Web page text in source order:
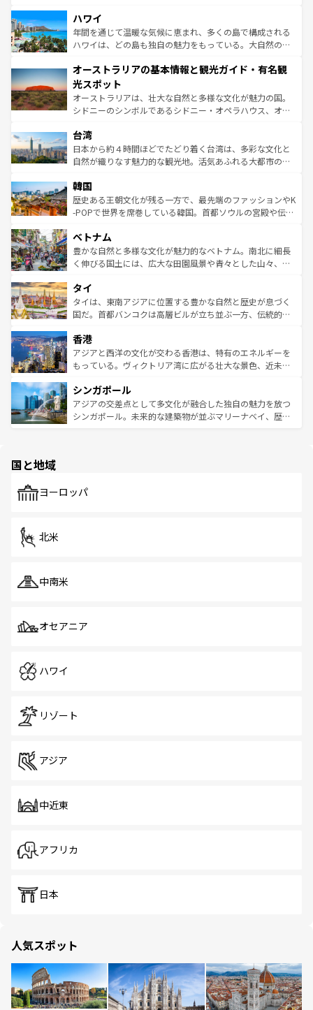
着のスイス情報は
のような巨大都市は、観光、ショッピング、エンターテイ
ンメントが詰まった刺激的なスポットだ。一方、アメリカ
西部には大自然が広がり、グランドキャニオンやイエロー
部のニューオーリンズでは、音楽と美食が融合した独特の
文化が魅力。旅行者はアメリカの各地域で異なる魅力を楽
しみながら、その多様性と豊かな歴史を感じることができ
るだろう。車でのロードトリップや列車の旅も、アメリカ
情報は
ハワイ
年間を通じて温暖な気候に恵まれ、多くの島で構成される
ハワイは、どの島も独自の魅力をもっている。大自然の神
ワイ島は見逃せない。また、定番の観光地といえばオアフ
島だが、静かな自然を求めるならマウイ島やカウアイ島が
おすすめ。エメラルドグリーンに輝く海をはじめ、豊かな
文化や歴史が息づいている。「アロハスピリット」と呼ば
人々、おいしいローカルフードやハワイアンミュージッ
ク、伝統的なフラダンスなど、すべてがハワイの魅力を彩
っている。訪れるたびに新しい発見と感動が待っているハ
はコンテンツ一覧
オーストラリアの基本情報と観光ガイド・有名観
光スポット
オーストラリアは、壮大な自然と多様な文化が魅力の国。
シドニーのシンボルであるシドニー・オペラハウス、オー
リアリーフや大陸中央部にそびえるウルル（エアーズロッ
ク）、タスマニアの美しい原生林やケアンズの熱帯雨林な
ど、見どころがたくさん。また、カフェやワイン、オージ
いる。アクティビティも充実しており、サーフィンやダイ
ビング、ハイキングなど、アウトドア好きにはたまらな
い。オーストラリアの多彩な魅力を存分に味わいつくそ
参照してほしい。
台湾
日本から約４時間ほどでたどり着く台湾は、多彩な文化と
自然が織りなす魅力的な観光地。活気あふれる大都市の台
ン）、静ひつな山岳地帯である台湾東部など、都市の喧騒
と山間の静けさが共存しており、訪れる人に新しい発見と
驚きをもたらしてくれる。また、奥深い台湾の食文化も魅
容にもいいと評判のスイーツなど、バラエティ豊かな料理
が味わえる。 なお、新着の台湾情報は コンテンツ一覧を参
照してほしい。
韓国
歴史ある王朝文化が残る一方で、最先端のファッションやK
-POPで世界を席巻している韓国。首都ソウルの宮殿や伝統
き、地方に足を延ばせば四季折々の自然美を楽しむことが
できる。そして、キムチや焼肉、絶品のストリートフード
まで、さまざまな韓国料理が待っている。夜には、韓国な
リティに包まれながら、韓国の多彩な魅力を心ゆくまで味
わってみてほしい。 なお、新着の韓国情報はコンテンツ一
覧を参照してほしい。
ベトナム
豊かな自然と多様な文化が魅力的なベトナム。南北に細長
く伸びる国土には、広大な田園風景や青々とした山々、世
急速な発展と共に伝統が息づく。ハノイの古い町並みやホ
ーチミン市のフランス統治時代の建物も、独特の雰囲気を
醸し出している。また、バラエティの豊かさとおいしさで
とつ。フォーやバインミー、ベトナムコーヒーなどは、ぜ
ひ現地で味わいたい。どの地域を訪れてもあたたかい人々
が旅行者を迎えてくれるので、きっと忘れられない旅にな
参照してほしい。
タイ
タイは、東南アジアに位置する豊かな自然と歴史が息づく
国だ。首都バンコクは高層ビルが立ち並ぶ一方、伝統的な
の活気が交差している。北部ではチェンマイなどの山岳地
帯で自然と触れ合い、南部ではプーケットやクラビの美し
いビーチでリゾート気分を楽しむことができる。タイ料理
激する。気候は一年中温暖で、どの季節にも異なる楽しみ
が待っている。親しみやすいタイの人々、仏教を中心とし
た文化、そして多様な観光資源が、訪れる旅人を魅了し続
香港
アジアと西洋の文化が交わる香港は、特有のエネルギーを
もっている。ヴィクトリア湾に広がる壮大な景色、近未来
み、どこを訪れても感動するはず。観光スポットが密集し
ており、効率よく見どころを回れるのも魅力。息をのむよ
うな絶景から文化的な体験まで、香港を存分に楽しみ尽く
シンガポール
アジアの交差点として多文化が融合した独自の魅力を放つ
シンガポール。未来的な建築物が並ぶマリーナベイ、歴史
で、ホーカーズは地元の風情を楽しめる外せないスポット
国と地域
ヨーロッパ
北米
中南米
オセアニア
ハワイ
リゾート
アジア
中近東
アフリカ
日本
人気スポット